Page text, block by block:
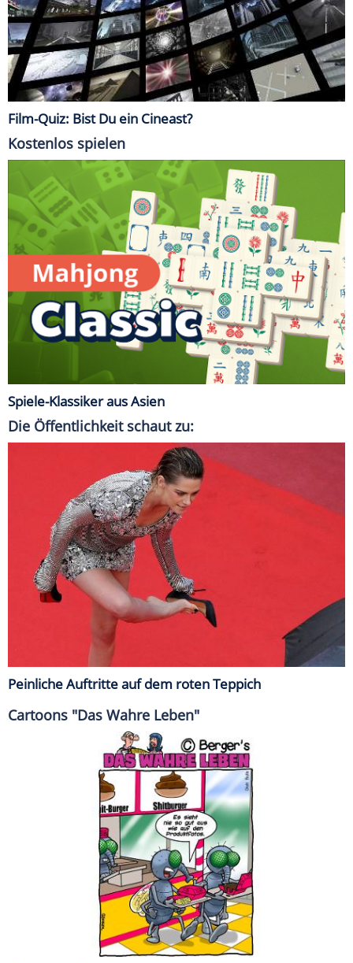
Film-Quiz: Bist Du ein Cineast?
Kostenlos spielen
Spiele-Klassiker aus Asien
Die Öffentlichkeit schaut zu:
Peinliche Auftritte auf dem roten Teppich
Cartoons "Das Wahre Leben"